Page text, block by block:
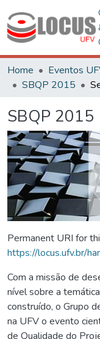
Home Eventos
SBQP 2015
SBQP 2015
Permanent URI for
https://locus.ufv.br/
Com a missão de
nível sobre a
construído, o Grupo
na UFV o evento
de Qualidade do